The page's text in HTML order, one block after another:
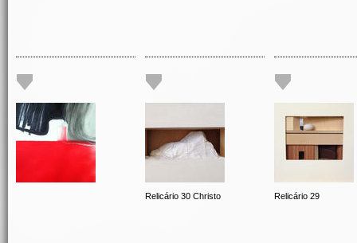
Relicário 30 Christo Relicário 29